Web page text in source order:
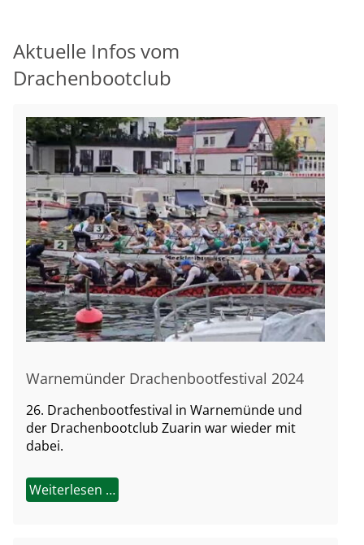
Aktuelle Infos vom
Drachenbootclub
Warnemünder Drachenbootfestival 2024
26. Drachenbootfestival in Warnemünde und
der Drachenbootclub Zuarin war wieder mit
dabei.
Weiterlesen …